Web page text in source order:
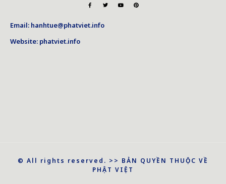
Email: hanhtue@phatviet.info
Website: phatviet.info
© All rights reserved. >> BẢN QUYỀN THUỘC VỀ
PHẬT VIỆT